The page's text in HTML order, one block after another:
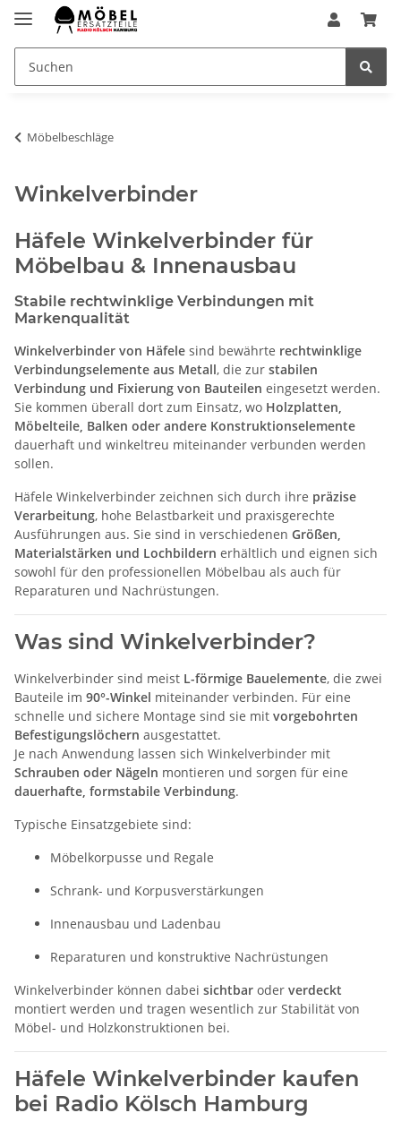
Möbelbeschläge
Winkelverbinder
Häfele Winkelverbinder für
Möbelbau & Innenausbau
Stabile rechtwinklige Verbindungen mit
Markenqualität
Winkelverbinder von Häfele sind bewährte rechtwinklige
Verbindungselemente aus Metall, die zur stabilen
Verbindung und Fixierung von Bauteilen eingesetzt werden.
Sie kommen überall dort zum Einsatz, wo Holzplatten,
Möbelteile, Balken oder andere Konstruktionselemente
dauerhaft und winkeltreu miteinander verbunden werden
sollen.
Häfele Winkelverbinder zeichnen sich durch ihre präzise
Verarbeitung, hohe Belastbarkeit und praxisgerechte
Ausführungen aus. Sie sind in verschiedenen Größen,
Materialstärken und Lochbildern erhältlich und eignen sich
sowohl für den professionellen Möbelbau als auch für
Reparaturen und Nachrüstungen.
Was sind Winkelverbinder?
Winkelverbinder sind meist L-förmige Bauelemente, die zwei
Bauteile im 90°-Winkel miteinander verbinden. Für eine
schnelle und sichere Montage sind sie mit vorgebohrten
Befestigungslöchern ausgestattet.
Je nach Anwendung lassen sich Winkelverbinder mit
Schrauben oder Nägeln montieren und sorgen für eine
dauerhafte, formstabile Verbindung.
Typische Einsatzgebiete sind:
Möbelkorpusse und Regale
Schrank- und Korpusverstärkungen
Innenausbau und Ladenbau
Reparaturen und konstruktive Nachrüstungen
Winkelverbinder können dabei sichtbar oder verdeckt
montiert werden und tragen wesentlich zur Stabilität von
Möbel- und Holzkonstruktionen bei.
Häfele Winkelverbinder kaufen
bei Radio Kölsch Hamburg